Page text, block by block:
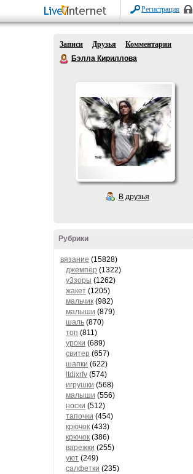
Регистрация
Записи Друзья
Комментарии
Бэлла Кириллова
В друзья
Рубрики
вязание (15828)
джемпер (1322)
у3зоры (1262)
жакет (1205)
мальчик (982)
малыши (879)
шаль (870)
топ (811)
уроки (689)
свитер (657)
шапки (622)
ltdjxrfv (574)
игрушки (568)
малыши (556)
носки (512)
тапочки (454)
крючок (433)
крючок (386)
варежки (255)
уют (249)
салфетки (235)